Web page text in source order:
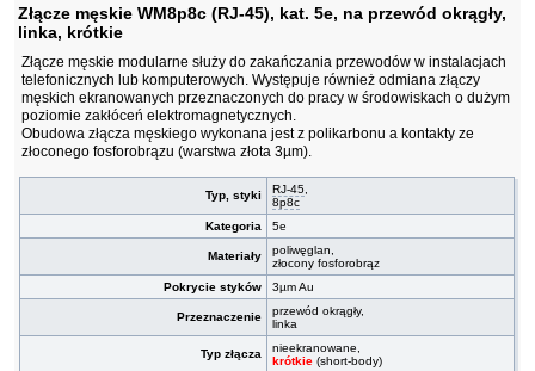
Złącze męskie WM8p8c (RJ-45), kat. 5e, na przewód okrągły,
linka, krótkie
Złącze męskie modularne służy do zakańczania przewodów w instalacjach
telefonicznych lub komputerowych. Występuje również odmiana złączy
męskich ekranowanych przeznaczonych do pracy w środowiskach o dużym
poziomie zakłóceń elektromagnetycznych.
Obudowa złącza męskiego wykonana jest z polikarbonu a kontakty ze
złoconego fosforobrązu (warstwa złota 3µm).
Typ, styki RJ-45,
8p8c
Kategoria
5e
Materiały
poliwęglan,
złocony fosforobrąz
Pokrycie styków
3µm Au
Przeznaczenie
przewód okrągły,
linka
Typ złącza
nieekranowane,
krótkie (short-body)